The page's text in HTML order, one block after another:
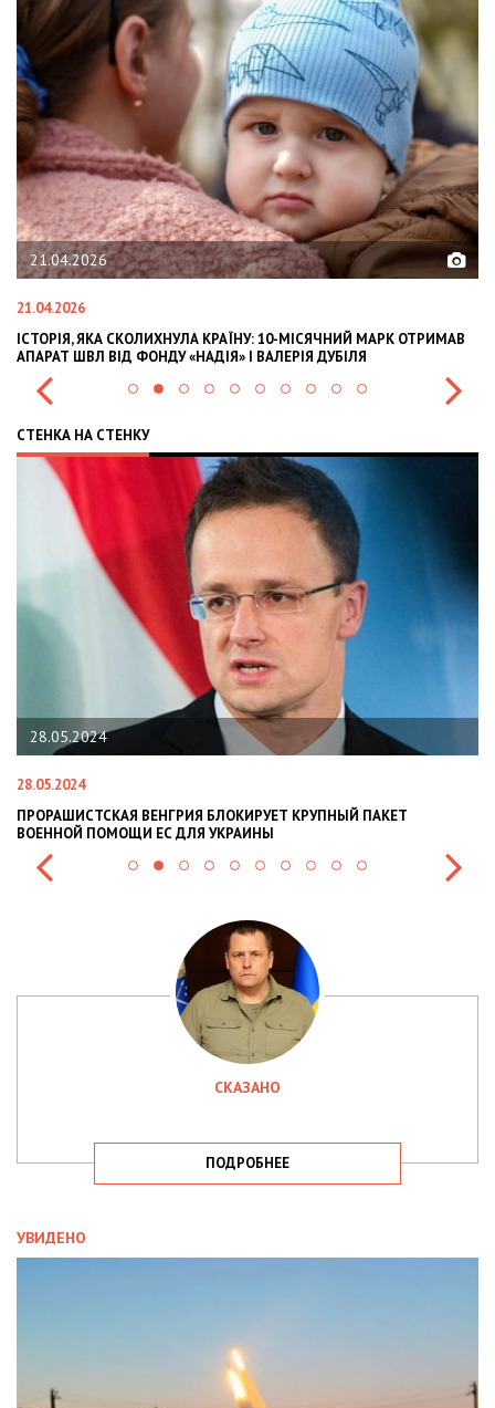
21.04.2026
21.04.2026
ІСТОРІЯ, ЯКА СКОЛИХНУЛА КРАЇНУ: 10-МІСЯЧНИЙ МАРК ОТРИМАВ
АПАРАТ ШВЛ ВІД ФОНДУ «НАДІЯ» І ВАЛЕРІЯ ДУБІЛЯ
СТЕНКА НА СТЕНКУ
28.05.2024
28.05.2024
ПРОРАШИСТСКАЯ ВЕНГРИЯ БЛОКИРУЕТ КРУПНЫЙ ПАКЕТ
ВОЕННОЙ ПОМОЩИ ЕС ДЛЯ УКРАИНЫ
СКАЗАНО
ПОДРОБНЕЕ
УВИДЕНО